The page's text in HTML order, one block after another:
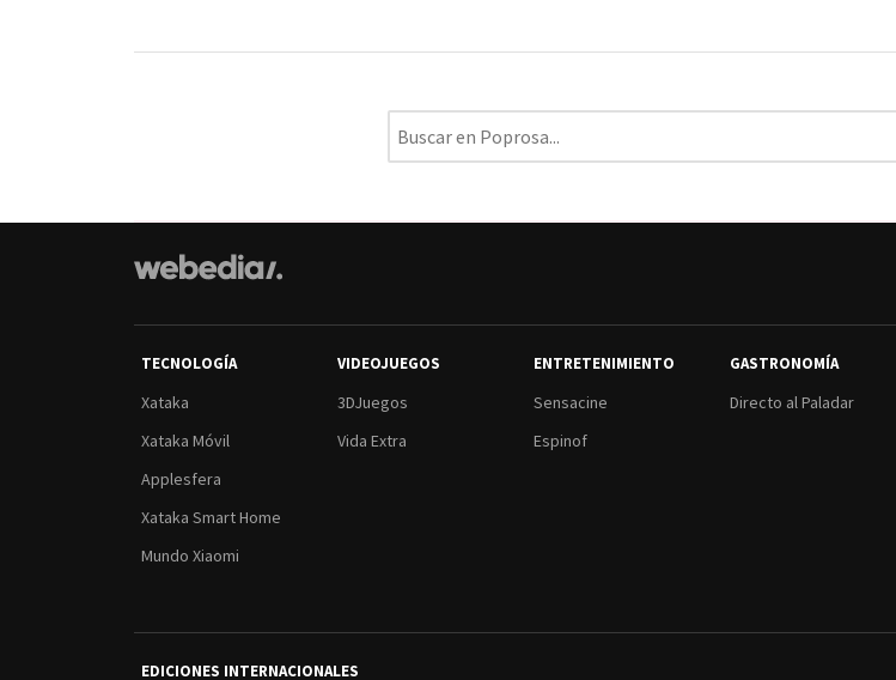
TECNOLOGÍA
Xataka
Xataka Móvil
Applesfera
Xataka Smart Home
Mundo Xiaomi
VIDEOJUEGOS
3DJuegos
Vida Extra
ENTRETENIMIENTO
Sensacine
Espinof
GASTRONOMÍA
Directo al Paladar
EDICIONES INTERNACIONALES